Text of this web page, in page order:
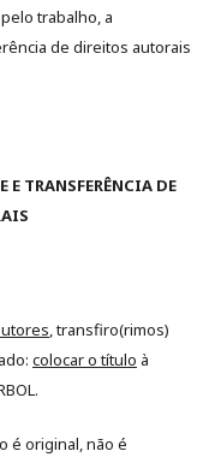
trabalho, a
de direitos autorais
E TRANSFERÊNCIA DE
, transfiro(rimos)
colocar o título à
é original, não é